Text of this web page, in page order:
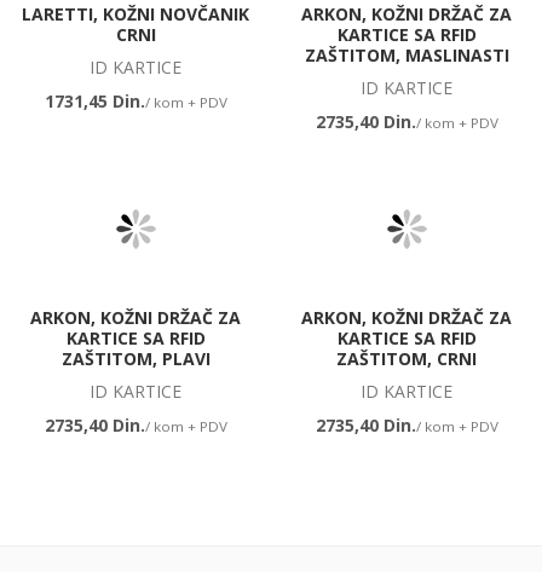
LARETTI, KOŽNI NOVČANIK
CRNI
ID KARTICE
1731,45 Din./ kom + PDV
ARKON, KOŽNI DRŽAČ ZA
KARTICE SA RFID
ZAŠTITOM, MASLINASTI
ID KARTICE
2735,40 Din./ kom + PDV
ARKON, KOŽNI DRŽAČ ZA
KARTICE SA RFID
ZAŠTITOM, PLAVI
ID KARTICE
2735,40 Din./ kom + PDV
ARKON, KOŽNI DRŽAČ ZA
KARTICE SA RFID
ZAŠTITOM, CRNI
ID KARTICE
2735,40 Din./ kom + PDV